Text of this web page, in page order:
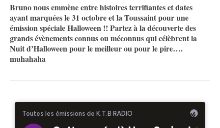
Bruno nous emmène entre histoires terrifiantes et dates
ayant marquées le 31 octobre et la Toussaint pour une
émission spéciale Halloween !! Partez à la découverte des
grands évènements connus ou méconnus qui célèbrent la
Nuit d’Halloween pour le meilleur ou pour le pire….
muhahaha